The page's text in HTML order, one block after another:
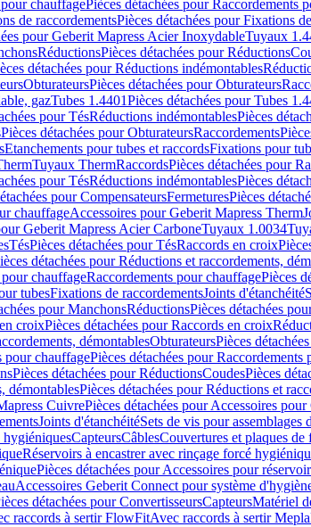
chauffagePièces détachées pour Raccordements
de raccordementsPièces détachées pour Fixations
pour Geberit Mapress Acier InoxydableTuyaux
RéductionsPièces détachées pour Réductions
détachées pour Réductions indémontables
ObturateursPièces détachées pour Obturateurs
gazTubes 1.4401Pièces détachées pour Tubes
pour TésRéductions indémontablesPièces
Pièces détachées pour ObturateursRaccordements
Etanchements pour tubes et raccordsFixations pour
Tuyaux ThermRaccordsPièces détachées pour
pour TésRéductions indémontablesPièces
pour CompensateursFermeturesPièces
chauffageAccessoires pour Geberit Mapress Therm
Geberit Mapress Acier CarboneTuyaux 1.0034
TésPièces détachées pour TésRaccords en croix
détachées pour Réductions et raccordements,
chauffageRaccordements pour chauffagePièces
tubesFixations de raccordementsJoints d'étanchéité
pour ManchonsRéductionsPièces détachées
croixPièces détachées pour Raccords en croix
démontablesObturateursPièces
pour chauffagePièces détachées pour Raccordements
Pièces détachées pour RéductionsCoudesPièces
démontablesPièces détachées pour Réductions et
CuivrePièces détachées pour Accessoires
Joints d'étanchéitéSets de vis pour assemblages
hygiéniquesCapteursCâblesCouvertures et plaques de
Réservoirs à encastrer avec rinçage forcé
Pièces détachées pour Accessoires pour
Accessoires Geberit Connect pour système
détachées pour ConvertisseursCapteursMatériel
raccords à sertir FlowFitAvec raccords à sertir Mepla